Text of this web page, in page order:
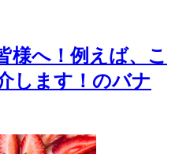
様へ！例えば、こ
します！のバナ